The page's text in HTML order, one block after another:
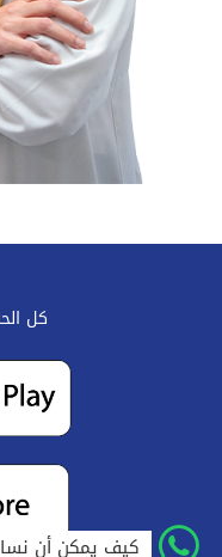
كيف يمكن أن
كل